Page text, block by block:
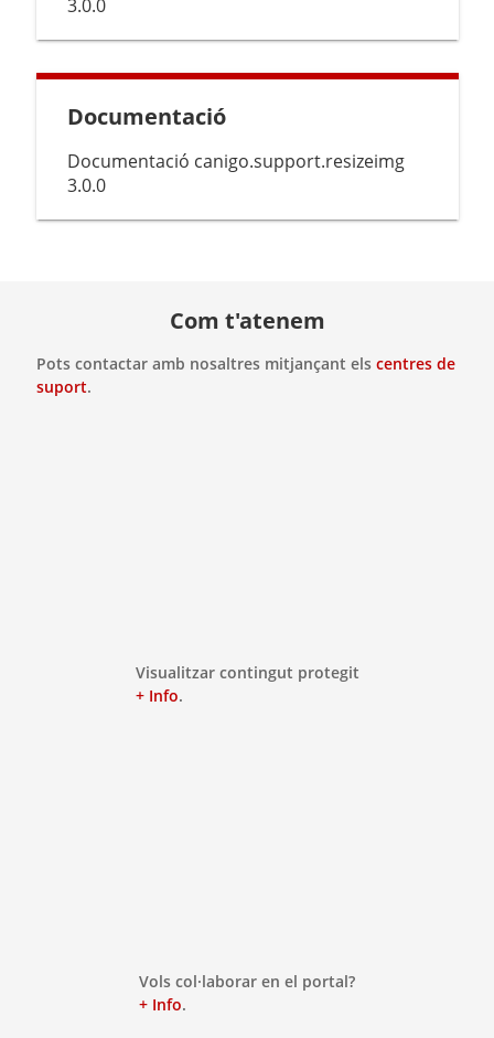
3.0.0
Documentació
Documentació canigo.support.resizeimg
3.0.0
Com t'atenem
Pots contactar amb nosaltres mitjançant els centres de
suport.
Visualitzar contingut protegit
+ Info.
Vols col·laborar en el portal?
+ Info.